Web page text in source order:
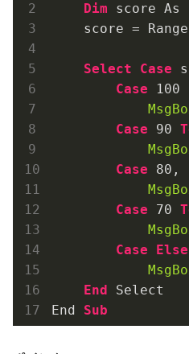
Dim score As
score =
Select Case
Case
100
Case
90
Case
80 ,
Case
70
Case
Else
End
Select
End Sub